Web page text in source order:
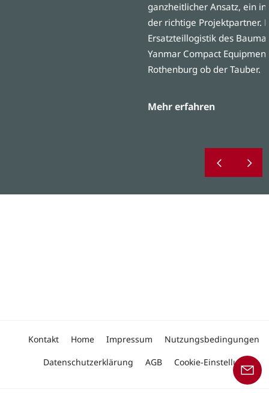
ganzheitlicher Ansatz, ein
der richtige Projektpartner.
Ersatzteillogistik des
Yanmar Compact
Rothenburg ob der Tauber.
Mehr erfahren
Kontakt Home Impressum
Nutzungsbedingungen
Datenschutzerklärung
AGB Cookie-Einstellungen